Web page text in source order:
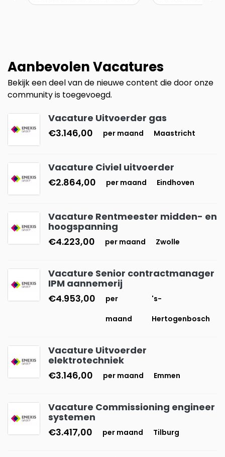
Aanbevolen Vacatures
Bekijk een deel van de nieuwe content die door onze
community is toegevoegd.
Vacature Uitvoerder gas
€3.146,00
per maand Maastricht
Vacature Civiel uitvoerder
€2.864,00
per maand Eindhoven
Vacature Rentmeester midden- en
hoogspanning
€4.223,00
per maand Zwolle
Vacature Senior contractmanager
IPM aannemerij
€4.953,00
per
maand
's-
Hertogenbosch
Vacature Uitvoerder
elektrotechniek
€3.146,00
per maand Emmen
Vacature Commissioning engineer
systemen
€3.417,00
per maand Tilburg